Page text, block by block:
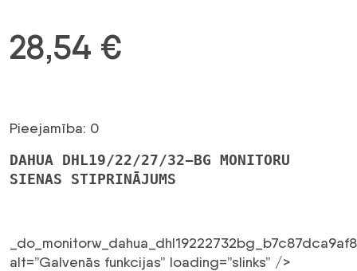
28,54 €
Pieejamība: 0
DAHUA DHL19/22/27/32-BG MONITORU
SIENAS STIPRINĀJUMS
alt=”Galvenās funkcijas” loading=”slinks” />